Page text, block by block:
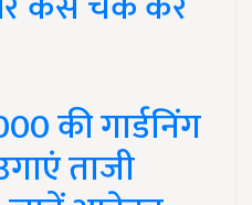
की गार्डनिंग
ताजी